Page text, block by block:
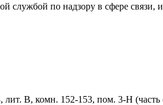
по надзору в сфере
лит. В, комн. 152-153, пом. 3-Н